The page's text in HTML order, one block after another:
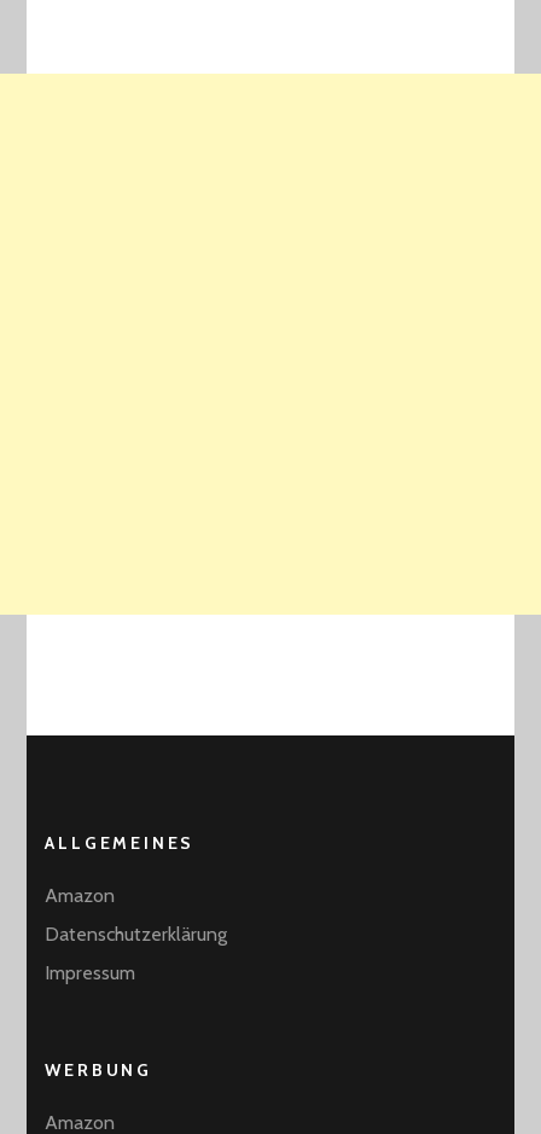
ALLGEMEINES
Amazon
Datenschutzerklärung
Impressum
WERBUNG
Amazon